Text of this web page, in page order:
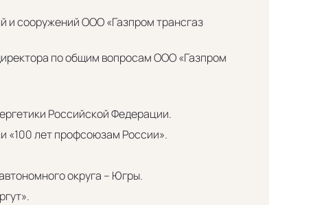
и сооружений ООО «Газпром трансгаз
по общим вопросам ООО «Газпром
Российской Федерации.
«100 лет профсоюзам России».
округа – Югры.